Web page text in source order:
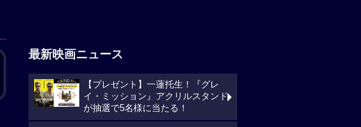
最新映画ニュース
【プレゼント】一蓮托生！『グレ
イ・ミッション』アクリルスタンド
が抽選で5名様に当たる！